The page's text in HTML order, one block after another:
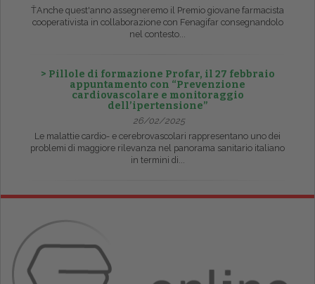
ŤAnche quest'anno assegneremo il Premio giovane farmacista
cooperativista in collaborazione con Fenagifar consegnandolo
nel contesto...
> Pillole di formazione Profar, il 27 febbraio
appuntamento con “Prevenzione
cardiovascolare e monitoraggio
dell’ipertensione”
26/02/2025
Le malattie cardio- e cerebrovascolari rappresentano uno dei
problemi di maggiore rilevanza nel panorama sanitario italiano
in termini di...